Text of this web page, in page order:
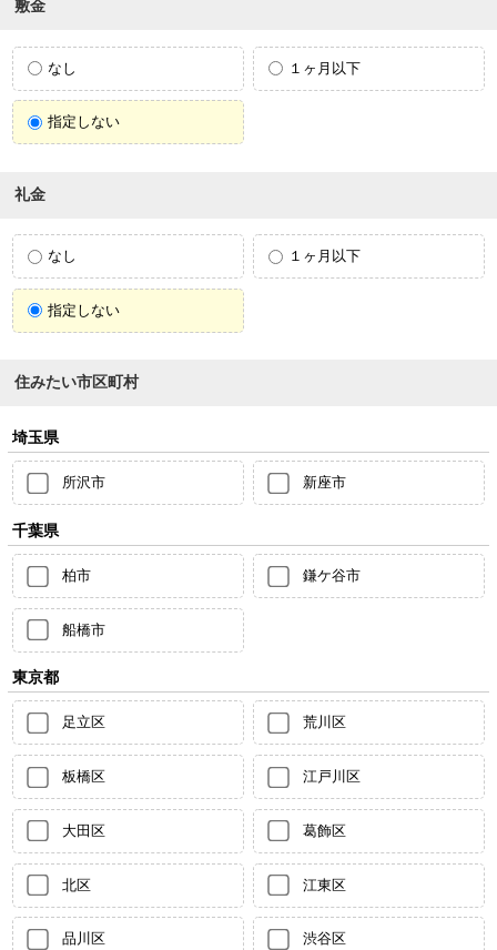
敷金
なし １ヶ月以下
指定しない
礼金
なし １ヶ月以下
指定しない
住みたい市区町村
埼玉県
所沢市 新座市
千葉県
柏市 鎌ケ谷市
船橋市
東京都
足立区 荒川区
板橋区 江戸川区
大田区 葛飾区
北区 江東区
品川区 渋谷区